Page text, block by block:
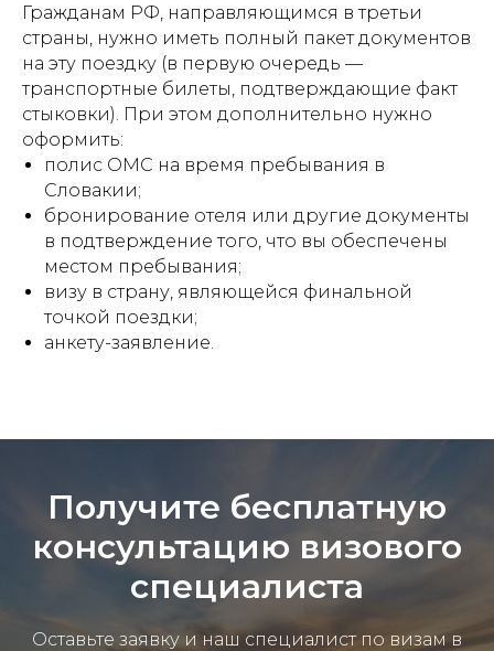
Гражданам РФ, направляющимся в третьи
страны, нужно иметь полный пакет документов
на эту поездку (в первую очередь —
транспортные билеты, подтверждающие факт
стыковки). При этом дополнительно нужно
оформить:
полис ОМС на время пребывания в
Словакии;
бронирование отеля или другие документы
в подтверждение того, что вы обеспечены
местом пребывания;
визу в страну, являющейся финальной
точкой поездки;
анкету-заявление.
Получите бесплатную
консультацию визового
специалиста
Оставьте заявку и наш специалист по визам в